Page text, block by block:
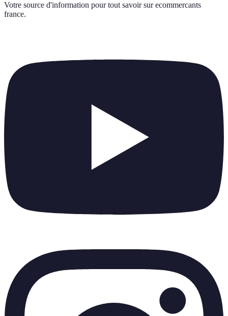
Votre source d'information pour tout savoir sur ecommercants
france.